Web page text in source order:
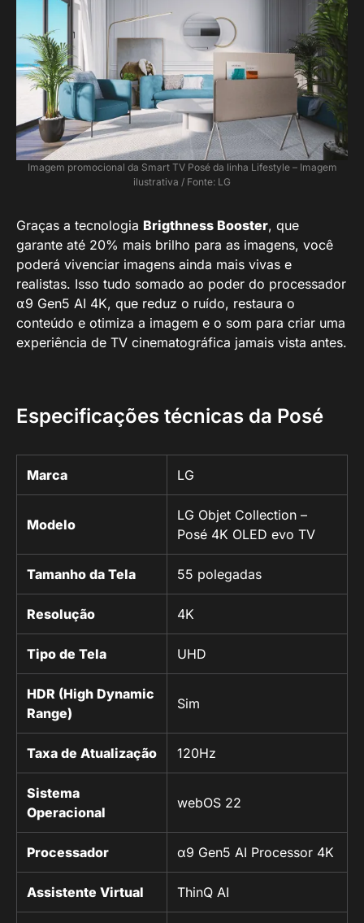
Imagem promocional da Smart TV Posé da linha Lifestyle – Imagem
ilustrativa / Fonte: LG
Graças a tecnologia Brigthness Booster, que
garante até 20% mais brilho para as imagens, você
poderá vivenciar imagens ainda mais vivas e
realistas. Isso tudo somado ao poder do processador
⍺9 Gen5 AI 4K, que reduz o ruído, restaura o
conteúdo e otimiza a imagem e o som para criar uma
experiência de TV cinematográfica jamais vista antes.
Especificações técnicas da Posé
Marca LG
Modelo
LG Objet Collection –
Posé 4K OLED evo TV
Tamanho da Tela 55 polegadas
Resolução 4K
Tipo de Tela UHD
HDR (High Dynamic
Range)
Sim
Taxa de Atualização 120Hz
Sistema
Operacional
webOS 22
Processador α9 Gen5 AI Processor 4K
Assistente Virtual ThinQ AI